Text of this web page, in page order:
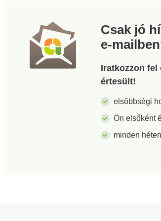
Csak jó
e-
Iratkozzon
értesült!
elsőbbségi
Ön elsőként
minden